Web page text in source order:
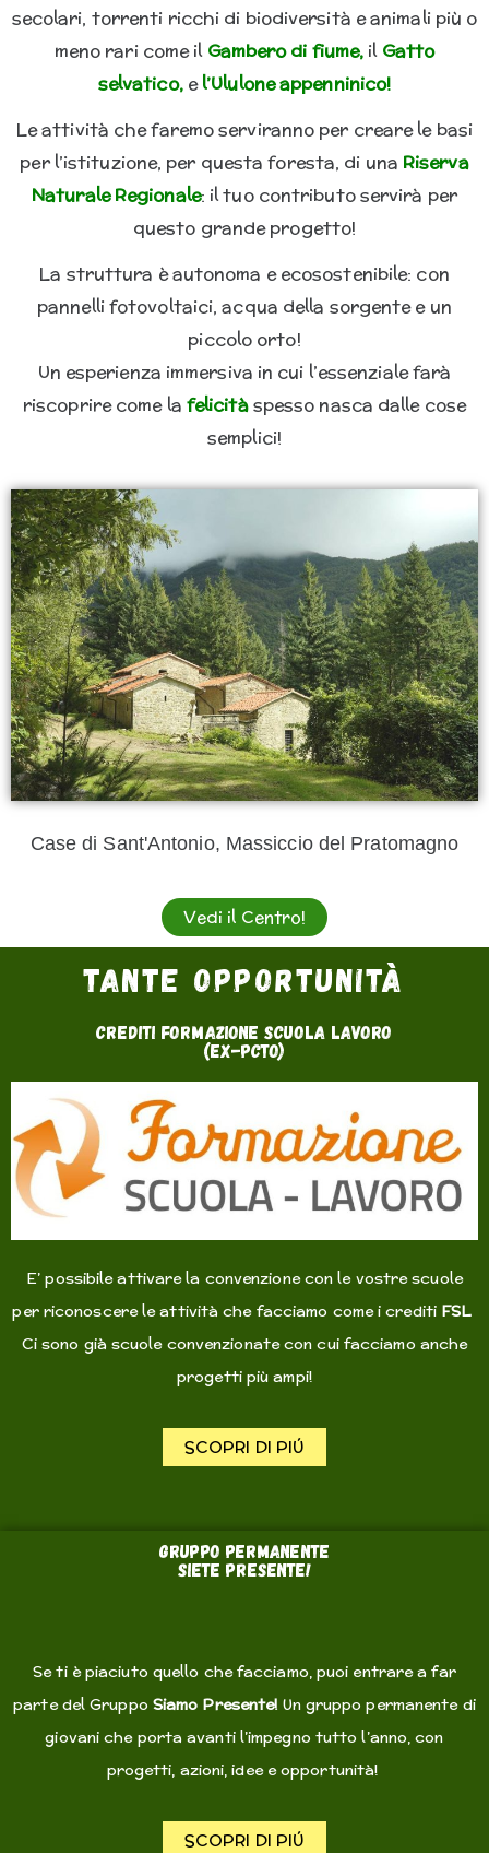
secolari, torrenti ricchi di biodiversità e animali più o
meno rari come il Gambero di fiume, ilGatto
selvatico,el’Ululone appenninico!
Le attività che faremo serviranno per creare le basi
per l’istituzione, per questa foresta, di una Riserva
Naturale Regionale: il tuo contributo servirà per
questo grande progetto!
La struttura è autonoma e ecosostenibile: con
pannelli fotovoltaici, acqua della sorgente e un
piccolo orto!
Un esperienza immersiva in cui l’essenziale farà
riscoprire come la felicitàspesso nasca dalle cose
semplici!
Case di Sant'Antonio, Massiccio del Pratomagno
Vedi il Centro!
Tante opportunità
crediti formazione scuola lavoro
(ex-PCTO)
E’ possibile attivare la convenzione con le vostre scuole
per riconoscere le attività che facciamo come i crediti FSL
Ci sono già scuole convenzionate con cui facciamo anche
progetti più ampi!
SCOPRI DI PIÚ
Gruppo permanente
siete presente!
Se ti è piaciuto quello che facciamo, puoi entrare a far
parte del Gruppo Siamo Presente! Un gruppo permanente di
giovani che porta avanti l’impegno tutto l’anno, con
progetti, azioni, idee e opportunità!
SCOPRI DI PIÚ